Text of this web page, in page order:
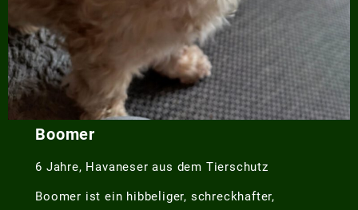
Boomer
6 Jahre, Havaneser aus dem Tierschutz
Boomer ist ein hibbeliger, schreckhafter,